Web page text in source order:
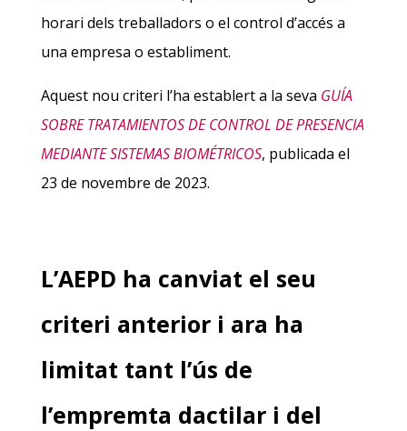
horari dels treballadors o el control d’accés a
una empresa o establiment.
Aquest nou criteri l’ha establert a la seva GUÍA
SOBRE TRATAMIENTOS DE CONTROL DE PRESENCIA
MEDIANTE SISTEMAS BIOMÉTRICOS, publicada el
23 de novembre de 2023.
L’AEPD ha canviat el seu
criteri anterior i ara ha
limitat tant l’ús de
l’empremta dactilar i del